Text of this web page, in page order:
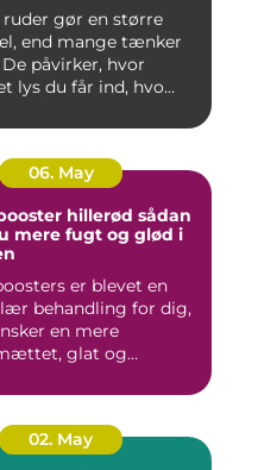
ruder gør en større
end mange tænker
påvirker, hvor
lys du får ind, hvo...
06. May
hillerød sådan
mere fugt og glød i
er blevet en
behandling for dig,
en mere
glat og
02. May